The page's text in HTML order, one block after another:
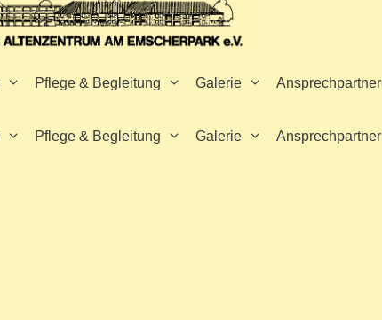
Pflege & Begleitung Galerie Ansprechpartner
Pflege & Begleitung Galerie Ansprechpartner